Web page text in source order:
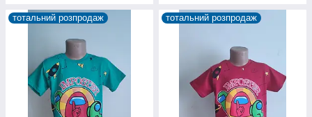
тотальний розпродаж тотальний розпродаж